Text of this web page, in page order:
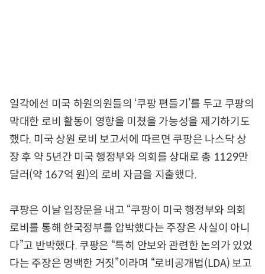
일각에선 미국 하원의원들의 ‘쿠팡 편들기’를 두고 쿠팡의
막대한 로비 활동이 영향을 미쳤을 가능성을 제기하기도
했다. 미국 상원 로비 보고서에 따르면 쿠팡은 나스닥 상
장 후 약 5년간 미국 행정부와 의회를 상대로 총 1129만
달러(약 167억 원)의 로비 자금을 지출했다.
쿠팡은 이날 입장문을 내고 “쿠팡이 미국 행정부와 의회
로비를 통해 한국정부를 압박했다는 주장은 사실이 아니
다”고 반박했다. 쿠팡은 “특히 안보와 관련한 논의가 있었
다는 주장은 명백한 거짓”이라며 “로비공개법(LDA) 보고